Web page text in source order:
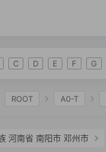
C D E F G
ROOT A0-T
D-MF168745
河南省 南阳市 邓州市